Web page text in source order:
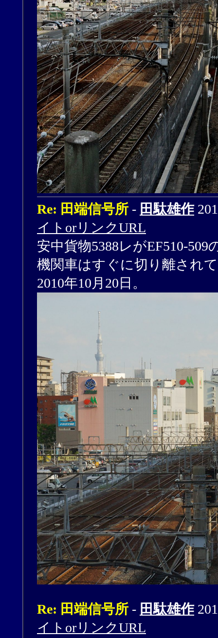
Re: 田端信号所 - 田駄雄作
イトorリンクURL
安中貨物5388レがEF510-
機関車はすぐに切り離され
2010年10月20日。
Re: 田端信号所 - 田駄雄作
イトorリンクURL